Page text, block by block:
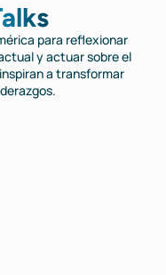
para reflexionar
y actuar sobre el
a transformar